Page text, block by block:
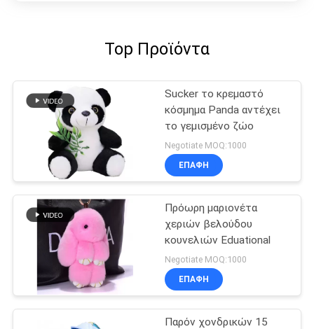
Top Προϊόντα
Sucker το κρεμαστό
κόσμημα Panda αντέχει
το γεμισμένο ζώο
Negotiate MOQ:1000
ΕΠΑΦΉ
Πρόωρη μαριονέτα
χεριών βελούδου
κουνελιών Eduational
Negotiate MOQ:1000
ΕΠΑΦΉ
Παρόν χονδρικών 15